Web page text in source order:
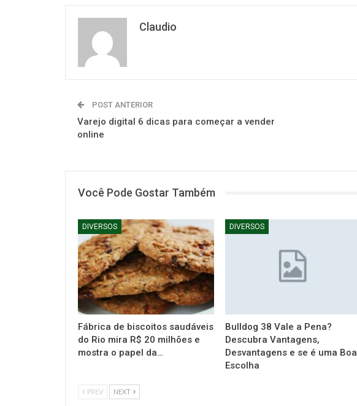
Claudio
POST ANTERIOR
Varejo digital 6 dicas para começar a vender
online
Você Pode Gostar Também
DIVERSOS
Fábrica de biscoitos saudáveis
do Rio mira R$ 20 milhões e
mostra o papel da…
DIVERSOS
Bulldog 38 Vale a Pena?
Descubra Vantagens,
Desvantagens e se é uma Boa
Escolha
PREV NEXT